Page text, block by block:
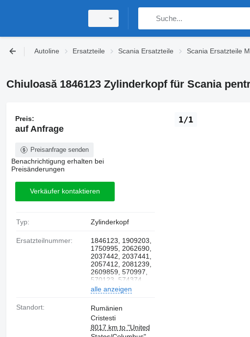
Autoline Ersatzteile Scania Ersatzteile Scania Ersatzteile
Chiuloasă 1846123 Zylinderkopf für Scania
1/1
Preis:
auf Anfrage
Preisanfrage senden
Benachrichtigung erhalten bei
Preisänderungen
Verkäufer kontaktieren
Typ: Zylinderkopf
Ersatzteilnummer:
1846123, 1909203,
1750995, 2062690,
2037442, 2037441,
2057412, 2081239,
2609859, 570997,
570123, 574374
alle anzeigen
Standort:
Rumänien
Cristesti
8017 km to "United